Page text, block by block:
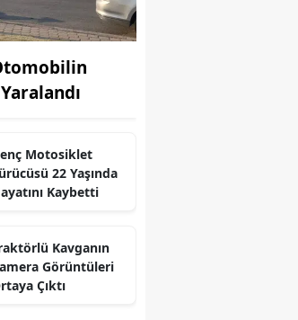
Motosiklet
22 Yaşında
Kaybetti
Kavganın
Görüntüleri
Çıktı